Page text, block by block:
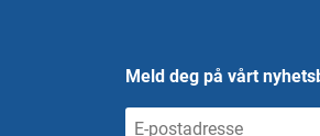
Meld deg på vårt